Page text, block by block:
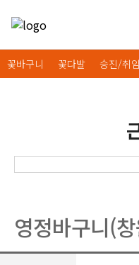
꽃바구니 꽃다발 승진/취임
영정바구니(